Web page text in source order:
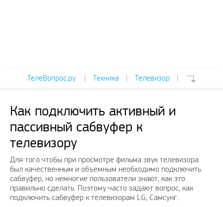
ТелеВопрос.ру | Техника | Телевизор |
Как подключить активный и
пассивный сабвуфер к
телевизору
Для того чтобы при просмотре фильма звук телевизора
был качественным и объемным необходимо подключить
сабвуфер, но немногие пользователи знают, как это
правильно сделать. Поэтому часто задают вопрос, как
подключить сабвуфер к телевизорам LG, Самсунг.